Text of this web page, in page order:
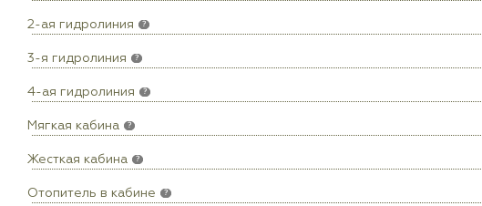
2-ая гидролиния ?
3-я гидролиния ?
4-ая гидролиния ?
Мягкая кабина ?
Жесткая кабина ?
Отопитель в кабине ?